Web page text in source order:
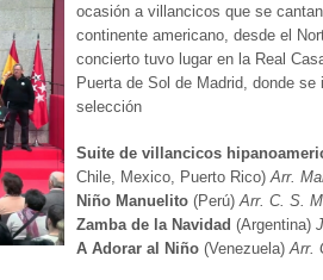
ocasión a villancicos que se
continente americano, desde el
concierto tuvo lugar en la Real
Puerta de Sol de Madrid, donde se
selección
Suite de villancicos
Chile, Mexico, Puerto Rico) Arr.
Niño Manuelito (Perú) Arr. C. S.
Zamba de la Navidad (Argentina)
A Adorar al Niño (Venezuela) Arr.